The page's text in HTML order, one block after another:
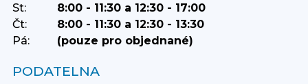
St:
8:00 - 11:30 a 12:30 - 17:00
Čt:
8:00 - 11:30 a 12:30 - 13:30
Pá:
(pouze pro objednané)
PODATELNA